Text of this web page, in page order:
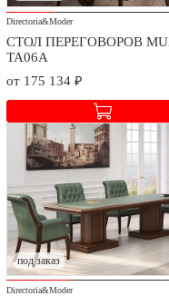
Directoria&Moder
СТОЛ ПЕРЕГОВОРОВ
TA06A
от 175 134 ₽
под заказ
Directoria&Moder